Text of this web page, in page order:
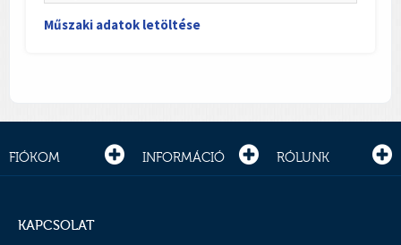
Műszaki adatok letöltése
FIÓKOM INFORMÁCIÓ RÓLUNK
KAPCSOLAT